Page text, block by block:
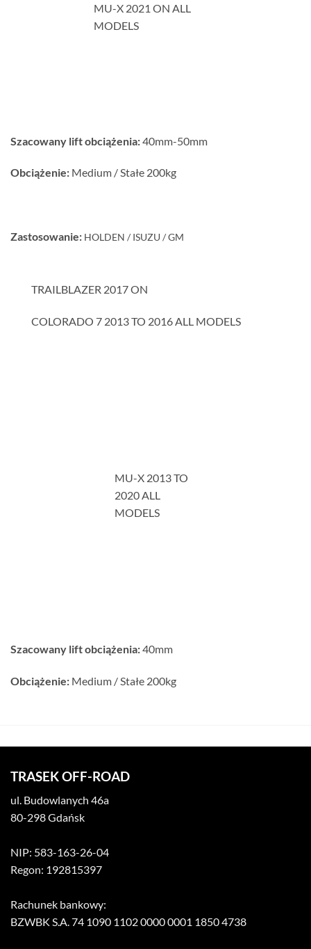
MU-X 2021 ON ALL
MODELS
Szacowany lift obciążenia:40mm-50mm
Obciążenie: Medium / Stałe 200kg
Zastosowanie: HOLDEN / ISUZU / GM
TRAILBLAZER 2017 ON
COLORADO 7 2013 TO 2016 ALL MODELS
MU-X 2013 TO
2020 ALL
MODELS
Szacowany lift obciążenia:40mm
Obciążenie: Medium / Stałe 200kg
TRASEK OFF-ROAD
ul. Budowlanych 46a
80-298 Gdańsk
NIP: 583-163-26-04
Regon: 192815397
Rachunek bankowy:
BZWBK S.A. 74 1090 1102 0000 0001 1850 4738